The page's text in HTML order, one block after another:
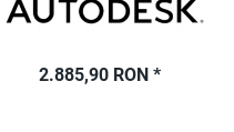
2.885,90 RON *